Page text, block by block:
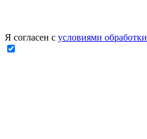
Я согласен с условиями обработки